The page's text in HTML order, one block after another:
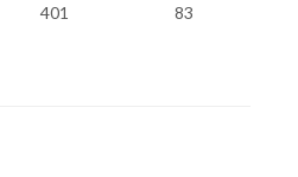
401 83